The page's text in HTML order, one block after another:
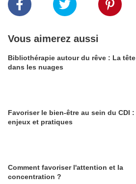
Vous aimerez aussi
Bibliothérapie autour du rêve : La tête
dans les nuages
Favoriser le bien-être au sein du CDI :
enjeux et pratiques
Comment favoriser l'attention et la
concentration ?